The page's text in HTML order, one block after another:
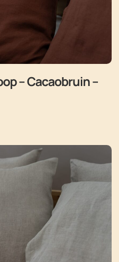
– Cacaobruin –